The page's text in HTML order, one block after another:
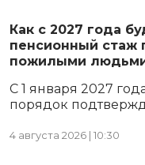
Как с 2027 года
пенсионный стаж
пожилыми
С 1 января 2027
порядок
4 августа 2026 | 10:30